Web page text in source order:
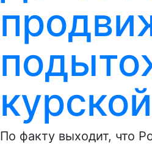
По факту выходит, что